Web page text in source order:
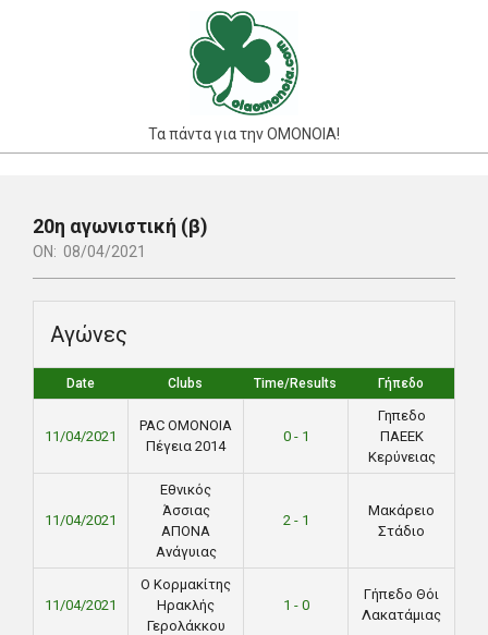
Τα πάντα για την ΟΜΟΝΟΙΑ!
Navigation
Menu
20η αγωνιστική (β)
ON: 08/04/2021
Αγώνες
Date Clubs Time/Results Γήπεδο
11/04/2021
PAC ΟΜΟΝΟΙΑ
Πέγεια 2014
0 - 1
Γηπεδο
ΠΑΕΕΚ
Κερύνειας
11/04/2021
Εθνικός
Άσσιας
ΑΠΟΝΑ
Ανάγυιας
2 - 1
Μακάρειο
Στάδιο
11/04/2021
Ο Κορμακίτης
Ηρακλής
Γερολάκκου
1 - 0
Γήπεδο Θόι
Λακατάμιας